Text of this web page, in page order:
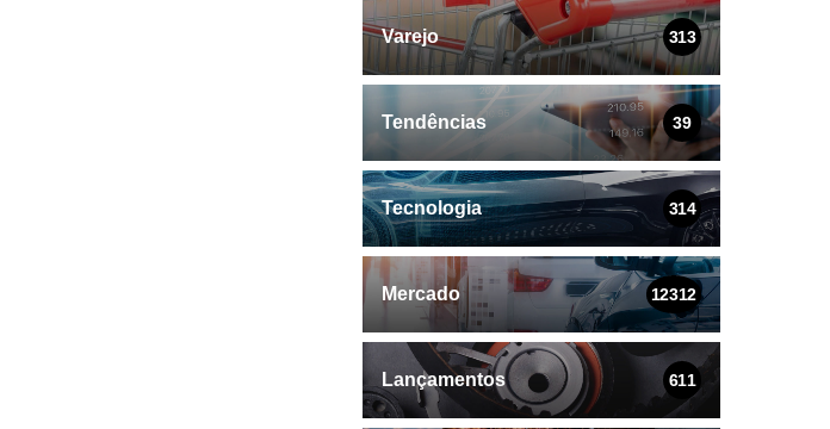
Varejo 313
Tendências 39
Tecnologia 314
Mercado 12312
Lançamentos 611